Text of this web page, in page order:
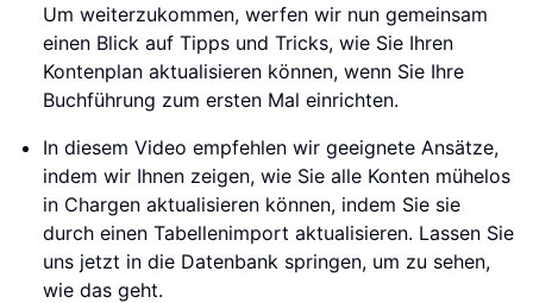
Um weiterzukommen, werfen wir nun gemeinsam
einen Blick auf Tipps und Tricks, wie Sie Ihren
Kontenplan aktualisieren können, wenn Sie Ihre
Buchführung zum ersten Mal einrichten.
In diesem Video empfehlen wir geeignete Ansätze,
indem wir Ihnen zeigen, wie Sie alle Konten mühelos
in Chargen aktualisieren können, indem Sie sie
durch einen Tabellenimport aktualisieren. Lassen Sie
uns jetzt in die Datenbank springen, um zu sehen,
wie das geht.